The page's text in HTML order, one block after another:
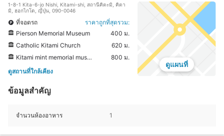
1-8-1 Kita-6-jo Nishi, Kitami-shi, สถานีคิตะมิ, คิตา
มิ, ฮอกไกโด, ญี่ปุ่น, 090-0046
ที่จอดรถ
ราคาถูกที่สุดรวม:
Pierson Memorial Museum
400 ม.
Catholic Kitami Church
620 ม.
Kitami mint memorial museum
800 ม.
ดูสถานที่ใกล้เคียง
ดูแผนที่
ข้อมูลสำคัญ
จำนวนห้องอาหาร 1